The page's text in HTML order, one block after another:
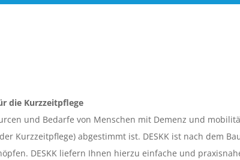
die Kurzzeitpflege
und Bedarfe von Menschen mit Demenz und
Kurzzeitpflege) abgestimmt ist. DESKK ist nach dem
DESKK liefern Ihnen hierzu einfache und